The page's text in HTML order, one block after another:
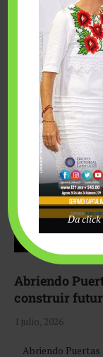
Fairmont
esfuerzos para
Abriendo
construir
1 julio, 2026
Abriendo Puertas
Da click